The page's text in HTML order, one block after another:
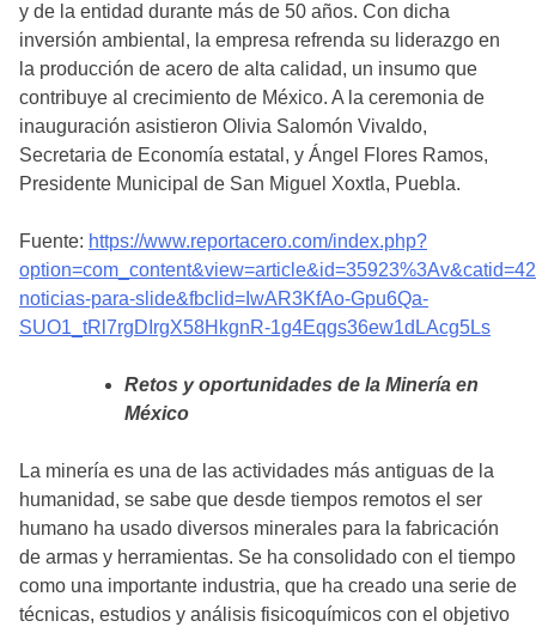
y de la entidad durante más de 50 años. Con dicha
inversión ambiental, la empresa refrenda su liderazgo en
la producción de acero de alta calidad, un insumo que
contribuye al crecimiento de México. A la ceremonia de
inauguración asistieron Olivia Salomón Vivaldo,
Secretaria de Economía estatal, y Ángel Flores Ramos,
Presidente Municipal de San Miguel Xoxtla, Puebla.
Fuente: https://www.reportacero.com/index.php?
noticias-para-slide&fbclid=IwAR3KfAo-Gpu6Qa-
SUO1_tRl7rgDIrgX58HkgnR-1g4Eqgs36ew1dLAcg5Ls
Retos y oportunidades de la Minería en
México
La minería es una de las actividades más antiguas de la
humanidad, se sabe que desde tiempos remotos el ser
humano ha usado diversos minerales para la fabricación
de armas y herramientas. Se ha consolidado con el tiempo
como una importante industria, que ha creado una serie de
técnicas, estudios y análisis fisicoquímicos con el objetivo